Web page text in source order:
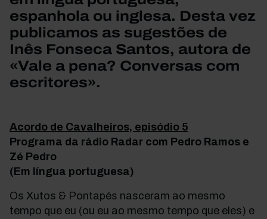
espanhola ou inglesa. Desta vez
publicamos as sugestões de
Inês Fonseca Santos, autora de
«Vale a pena? Conversas com
escritores».
Acordo de Cavalheiros, episódio 5
Programa da rádio Radar com Pedro Ramos e
Zé Pedro
(Em língua portuguesa)
Os Xutos & Pontapés nasceram ao mesmo
tempo que eu (ou eu ao mesmo tempo que eles) e